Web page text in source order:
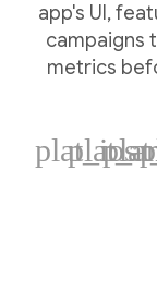
app's UI,
campaigns
metrics
plat_ios